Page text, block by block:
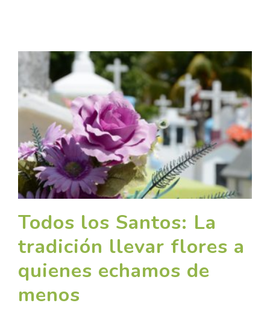
Todos los Santos: La
tradición llevar flores a
quienes echamos de
menos